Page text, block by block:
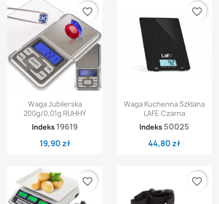
Waga Jubilerska
200g/0,01g RUHHY
Indeks 19619
19,90 zł
favorite_border
Waga Kuchenna Szklana
LAFE Czarna
Indeks 50025
44,80 zł
favorite_border
favorite_border favorite_border